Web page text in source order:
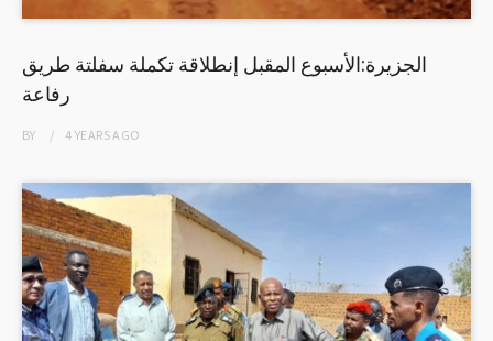
الجزيرة:الأسبوع المقبل إنطلاقة تكملة سفلتة طريق
رفاعة
BY 4 YEARSAGO